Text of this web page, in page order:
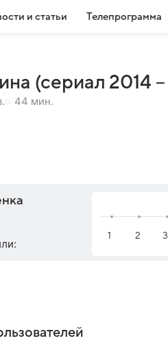
и статьи Телепрограмма
(сериал 2014
44 мин.